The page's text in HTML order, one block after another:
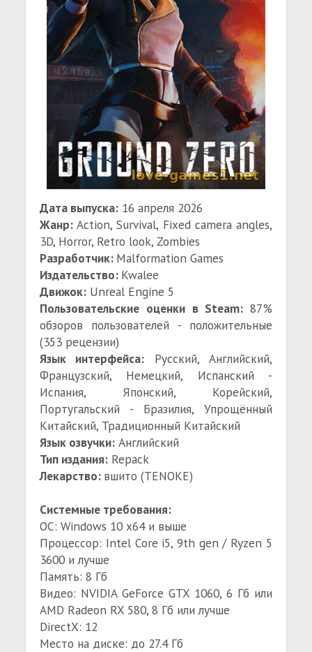
Дата выпуска: 16 апреля 2026
Жанр:Action, Survival, Fixed camera angles,
3D, Horror, Retro look, Zombies
Разработчик: Malformation Games
Издательство: Kwalee
Движок: Unreal Engine 5
Пользовательские оценки в Steam: 87%
обзоров пользователей - положительные
(353 рецензии)
Язык интерфейса: Русский, Английский,
Французский, Немецкий, Испанский -
Испания, Японский, Корейский,
Португальский - Бразилия, Упрощённый
Китайский, Традиционный Китайский
Язык озвучки: Английский
Тип издания: Repack
Лекарство: вшито (TENOKE)
Системные требования:
ОС: Windows 10 x64 и выше
Процессор: Intel Core i5, 9th gen / Ryzen 5
3600 и лучше
Память: 8 Гб
Видео: NVIDIA GeForce GTX 1060, 6 Гб или
AMD Radeon RX 580, 8 Гб или лучше
DirectX: 12
Место на диске: до 27.4 Гб